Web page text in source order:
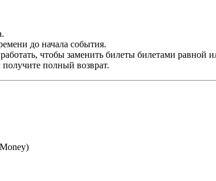
до начала события.
чтобы заменить билеты билетами равной
полный возврат.